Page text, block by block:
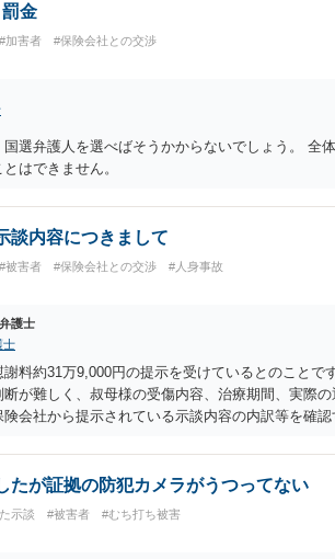
金
#加害者 #保険会社との交渉
選弁護人を選べばそうかからないでしょう。 全
はできません。
談内容につきまして
#被害者 #保険会社との交渉 #人身事故
護士
士
料約31万9,000円の提示を受けているとのことで
が難しく、叔母様の受傷内容、治療期間、実際
会社から提示されている示談内容の内訳等を確
準備した上で、弁護士に個別に相談することを
金額の提示書類 ・叔母様の診断名、けがの内容
る弁護士費用特約が付帯しているか なお、被害者
には、叔母様ご本人の依頼意思等を確認する必要
たが証拠の防犯カメラがうつってない
示談 #被害者 #むち打ち被害